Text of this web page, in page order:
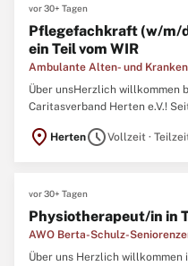
vor 30+ Tagen
Pflegefachkraft (w/m/
ein Teil vom WIR
Ambulante Alten- und
Über unsHerzlich willkommen
Caritasverband Herten e.V.!
wir alte und kranke
Touren fahren wir in dem
location_on HertenscheduleVollzeit ·
vor 30+ Tagen
Physiotherapeut/in in
AWO Berta-Schulz-
Über uns Herzlich willkommen